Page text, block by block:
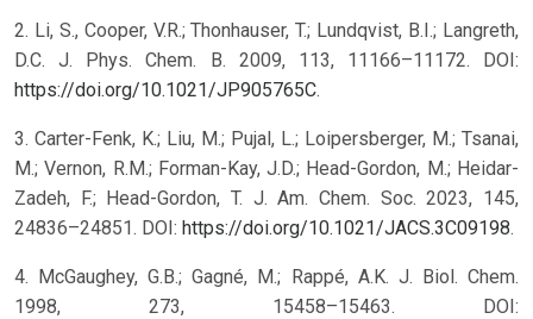
2. Li, S., Cooper, V.R.; Thonhauser, T.; Lundqvist, B.I.; Langreth,
D.C. J. Phys. Chem. B. 2009, 113, 11166–11172. DOI:
https://doi.org/10.1021/JP905765C.
3. Carter-Fenk, K.; Liu, M.; Pujal, L.; Loipersberger, M.; Tsanai,
M.; Vernon, R.M.; Forman-Kay, J.D.; Head-Gordon, M.; Heidar-
Zadeh, F.; Head-Gordon, T. J. Am. Chem. Soc. 2023, 145,
24836–24851. DOI: https://doi.org/10.1021/JACS.3C09198.
4. McGaughey, G.B.; Gagné, M.; Rappé, A.K. J. Biol. Chem.
1998, 273, 15458–15463. DOI: